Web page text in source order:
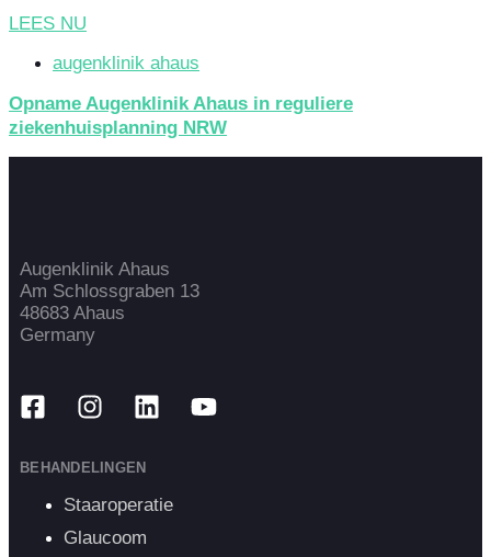
LEES NU
augenklinik ahaus
Opname Augenklinik Ahaus in reguliere
ziekenhuisplanning NRW
Augenklinik Ahaus
Am Schlossgraben 13
48683 Ahaus
Germany
BEHANDELINGEN
Staaroperatie
Glaucoom